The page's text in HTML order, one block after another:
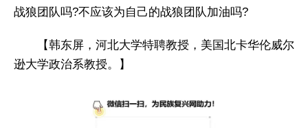
战狼团队吗?不应该为自己的战狼团队加油吗?
【韩东屏，河北大学特聘教授，美国北卡华伦威尔
逊大学政治系教授。】